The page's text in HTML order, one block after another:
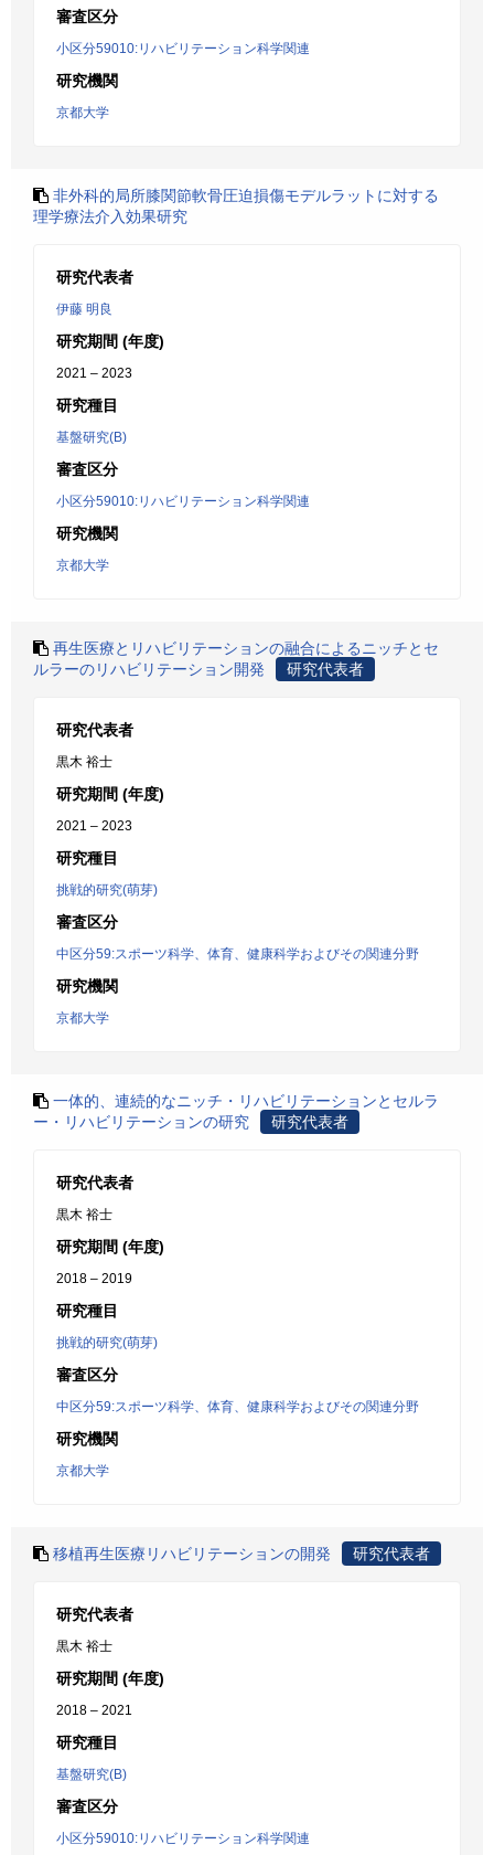
審査区分
小区分59010:リハビリテーション科学関連
研究機関
京都大学
非外科的局所膝関節軟骨圧迫損傷モデルラットに対する
理学療法介入効果研究
研究代表者
伊藤 明良
研究期間 (年度)
2021 – 2023
研究種目
基盤研究(B)
審査区分
小区分59010:リハビリテーション科学関連
研究機関
京都大学
再生医療とリハビリテーションの融合によるニッチとセ
ルラーのリハビリテーション開発
研究代表者
研究代表者
黒木 裕士
研究期間 (年度)
2021 – 2023
研究種目
挑戦的研究(萌芽)
審査区分
中区分59:スポーツ科学、体育、健康科学およびその関連分野
研究機関
京都大学
一体的、連続的なニッチ・リハビリテーションとセルラ
ー・リハビリテーションの研究
研究代表者
研究代表者
黒木 裕士
研究期間 (年度)
2018 – 2019
研究種目
挑戦的研究(萌芽)
審査区分
中区分59:スポーツ科学、体育、健康科学およびその関連分野
研究機関
京都大学
移植再生医療リハビリテーションの開発 研究代表者
研究代表者
黒木 裕士
研究期間 (年度)
2018 – 2021
研究種目
基盤研究(B)
審査区分
小区分59010:リハビリテーション科学関連